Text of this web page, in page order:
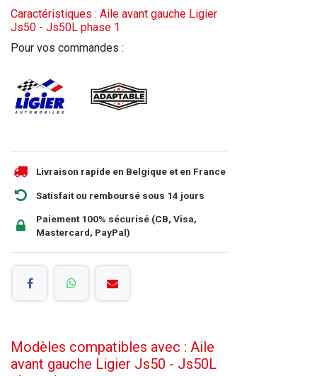
Caractéristiques : Aile avant gauche Ligier
Js50 - Js50L phase 1
Pour vos commandes :
Livraison rapide en Belgique et en France
Satisfait ou remboursé sous 14 jours
Paiement 100% sécurisé (CB, Visa,
Mastercard, PayPal)
Modèles compatibles avec : Aile
avant gauche Ligier Js50 - Js50L